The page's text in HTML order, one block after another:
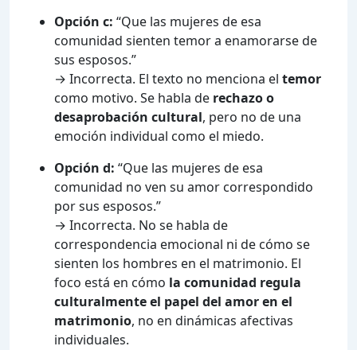
Opción c: “Que las mujeres de esa
comunidad sienten temor a enamorarse de
sus esposos.”
→ Incorrecta. El texto no menciona el temor
como motivo. Se habla de rechazo o
desaprobación cultural, pero no de una
emoción individual como el miedo.
Opción d: “Que las mujeres de esa
comunidad no ven su amor correspondido
por sus esposos.”
→ Incorrecta. No se habla de
correspondencia emocional ni de cómo se
sienten los hombres en el matrimonio. El
foco está en cómo la comunidad regula
culturalmente el papel del amor en el
matrimonio, no en dinámicas afectivas
individuales.